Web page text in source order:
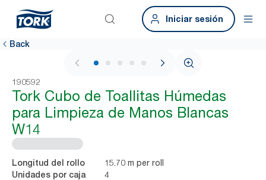
Iniciar sesión
Back
1 / 6
190592
Tork Cubo de Toallitas Húmedas
para Limpieza de Manos Blancas
W14
Longitud del rollo 15.70 m per roll
Unidades por caja 4